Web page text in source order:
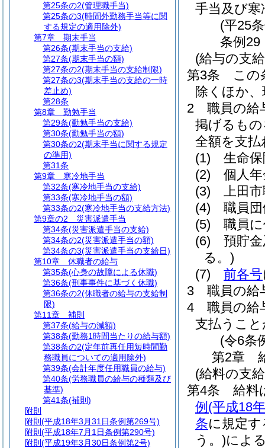
手当及び
(平25
条例29
(給与の支
第3条
この
除くほか
2
職員の給
掲げるも
全額を支
(1)
生命
(2)
個人
(3)
上田
(4)
職員
(5)
職員
(6)
預貯
る。)
(7)
前各号
3
職員の給
4
職員の給
支払うこ
(令6条
第2章
(給料の支
第4条
給料
例 (平成18
条に規定
う。)によ
第25条の2(管理職手当)
第25条の3(時間外勤務手当等に関
する規定の適用除外)
第7章
期末手当
第26条(期末手当の支給)
第27条(期末手当の額)
第27条の2(期末手当の支給制限)
第27条の3(期末手当の支給の一時
差止め)
第28条
第8章
勤勉手当
第29条(勤勉手当の支給)
第30条(勤勉手当の額)
第30条の2(期末手当に関する規定
の準用)
第31条
第9章
寒冷地手当
第32条(寒冷地手当の支給)
第33条(寒冷地手当の額)
第33条の2(寒冷地手当の支給方法)
第9章の2
災害派遣手当
第34条(災害派遣手当の支給)
第34条の2(災害派遣手当の額)
第34条の3(災害派遣手当の支給日)
第10章
休職者の給与
第35条(心身の故障による休職)
第36条(刑事事件に基づく休職)
第36条の2(休職者の給与の支給制
限)
第11章
補則
第37条(給与の減額)
第38条(勤務1時間当たりの給与額)
第38条の2(定年前再任用短時間勤
務職員についての適用除外)
第39条(会計年度任用職員の給与)
第40条(労務職員の給与の種類及び
基準)
第41条(補則)
附則
附則 (平成18年3月31日条例第269号)
附則 (平成18年7月1日条例第290号)
附則 (平成19年3月30日条例第2号)